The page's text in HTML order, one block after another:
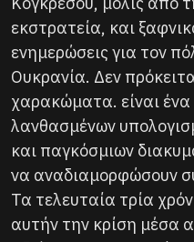
εκστρατεία, και
ενημερώσεις για τον
Ουκρανία. Δεν
χαρακώματα. είναι
λανθασμένων
και παγκόσμιων
να αναδιαμορφώσουν
Τα τελευταία τρία
αυτήν την κρίση μέσα